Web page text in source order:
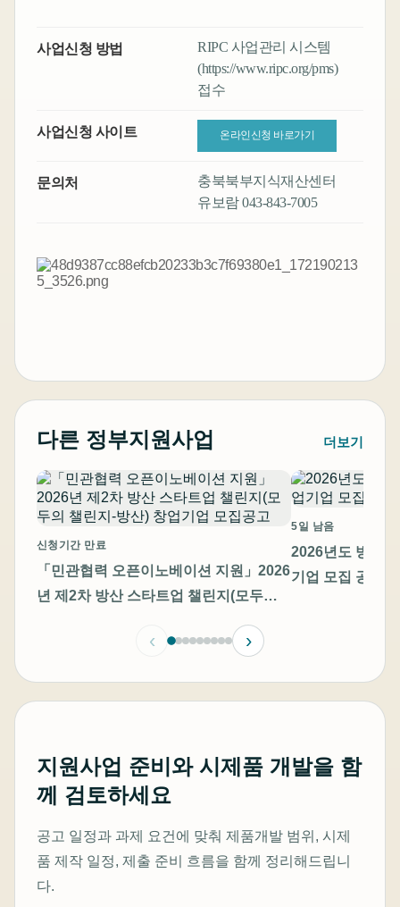
사업신청 방법
RIPC 사업관리 시스템
(https://www.ripc.org/pms)
접수
사업신청 사이트 온라인신청 바로가기
문의처
충북북부지식재산센터
유보람 043-843-7005
다른 정부지원사업 더보기
신청기간 만료
「민관협력 오픈이노베이션 지원」2026
년 제2차 방산 스타트업 챌린지(모두의
5일 남음
2026년도 방산
기업 모집 공고
‹ ›
지원사업 준비와 시제품 개발을 함
께 검토하세요
공고 일정과 과제 요건에 맞춰 제품개발 범위, 시제
품 제작 일정, 제출 준비 흐름을 함께 정리해드립니
다.